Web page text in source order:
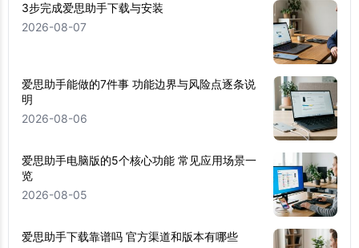
3步完成爱思助手下载与安装
2026-08-07
爱思助手能做的7件事 功能边界与风险点逐条说
明
2026-08-06
爱思助手电脑版的5个核心功能 常见应用场景一
览
2026-08-05
爱思助手下载靠谱吗 官方渠道和版本有哪些